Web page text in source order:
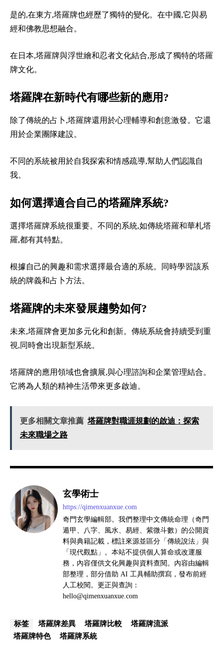
是的,在東方,塔羅牌也經歷了獨特的變化。在中國,它與易
經和佛教思想融合。
在日本,塔羅牌與浮世繪和忍者文化結合,形成了獨特的塔羅
牌文化。
塔羅牌在新時代有哪些新的應用?
除了傳統的占卜,塔羅牌還用於心理輔導和創意激發。它還
用於企業團隊建設。
不同的系統被用於自我探索和情感疏導,幫助人們認識自
我。
如何選擇適合自己的塔羅牌系統?
選擇塔羅牌系統很重要。不同的系統,如傳統塔羅和華札塔
羅,都有其特點。
根據自己的興趣和需求選擇最合適的系統。同時學習該系
統的牌義和占卜方法。
塔羅牌的未來發展趨勢如何?
未來,塔羅牌會更加多元化和創新。傳統系統會持續受到重
視,同時會出現新型系統。
塔羅牌的應用領域也會擴展,與心理諮詢和企業管理結合。
它將為人類的精神生活帶來更多啟迪。
更多相關文章推薦 塔羅牌對職涯規劃的啟迪：探索
未來職場之路
玄學術士
https://qimenxuanxue.com
奇門玄學編輯部。我們整理中文傳統命理（奇門
遁甲、八字、風水、易經、紫微斗數）的公開資
料與典籍記載，標註來源並區分「傳統說法」與
「現代觀點」。本站不提供個人算命或改運服
務，內容僅供文化興趣與資料查閱。內容由編輯
部整理，部分借助 AI 工具輔助撰寫，發布前經
人工校閱。更正與查詢：
hello@qimenxuanxue.com
标签 塔羅牌差異 塔羅牌比較
塔羅牌流派
塔羅牌特色
塔羅牌系統